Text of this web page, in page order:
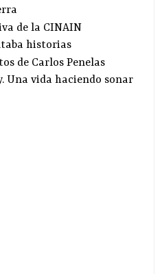
de la CINAIN
historias
de Carlos Penelas
Una vida haciendo sonar